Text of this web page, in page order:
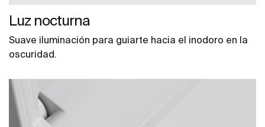
Luz nocturna
Suave iluminación para guiarte hacia el inodoro en la
oscuridad.